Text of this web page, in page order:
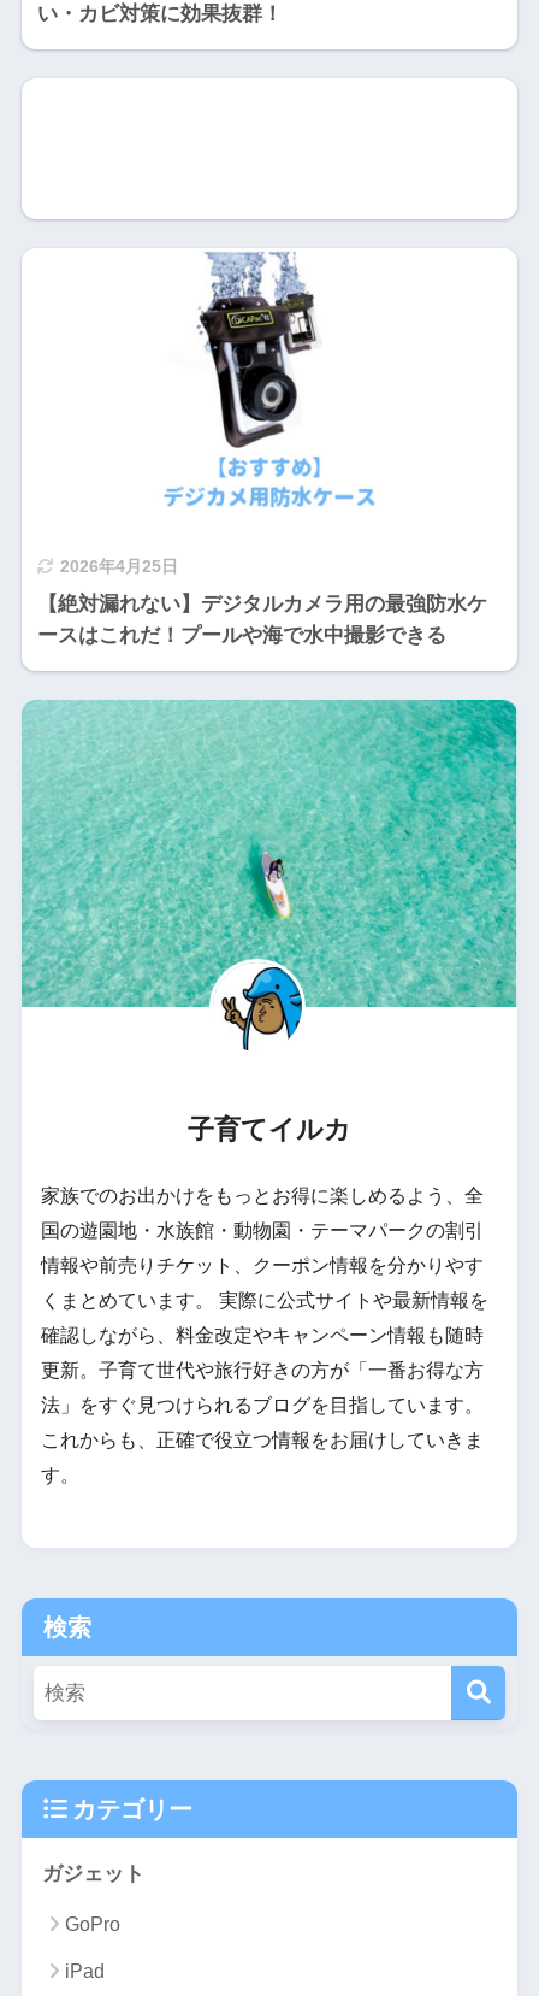
い・カビ対策に効果抜群！
2026年4月25日
【絶対漏れない】デジタルカメラ用の最強防水ケ
ースはこれだ！プールや海で水中撮影できる
子育てイルカ
家族でのお出かけをもっとお得に楽しめるよう、全
国の遊園地・水族館・動物園・テーマパークの割引
情報や前売りチケット、クーポン情報を分かりやす
くまとめています。 実際に公式サイトや最新情報を
確認しながら、料金改定やキャンペーン情報も随時
更新。子育て世代や旅行好きの方が「一番お得な方
法」をすぐ見つけられるブログを目指しています。
これからも、正確で役立つ情報をお届けしていきま
す。
検索
カテゴリー
ガジェット
GoPro
iPad